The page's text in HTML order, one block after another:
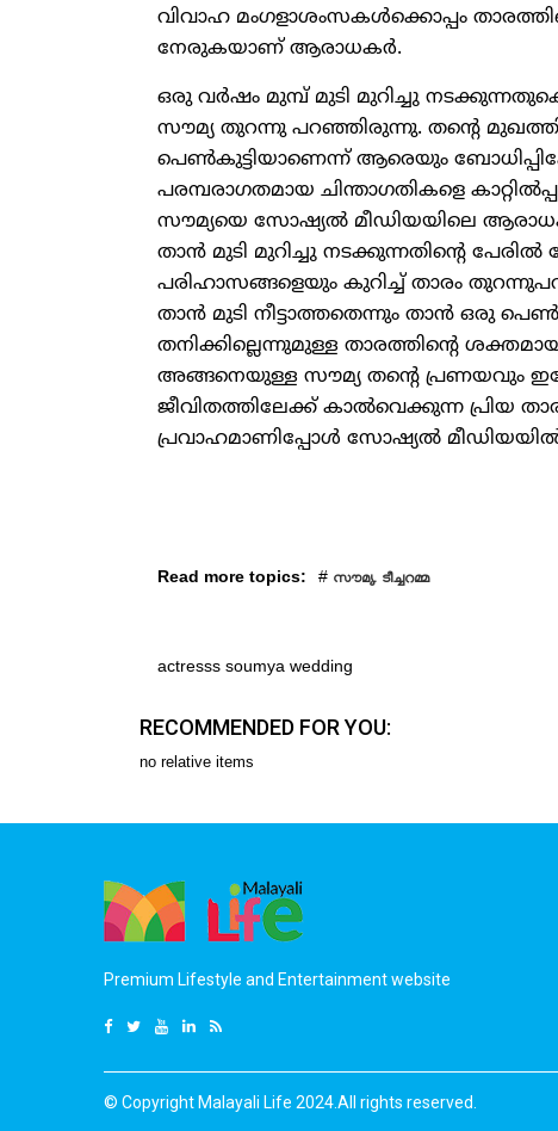
വിവാഹ മംഗളാശംസകള്‍ക്കൊപ്പം
നേരുകയാണ് ആരാധകര്‍.
ഒരു വര്‍ഷം മുമ്പ് മുടി മുറിച്ചു
സൗമ്യ തുറന്നു പറഞ്ഞിരുന്നു. തന്റെ
പെണ്‍കുട്ടിയാണെന്ന് ആരെയും
പരമ്പരാഗതമായ ചിന്താഗതികളെ
സൗമ്യയെ സോഷ്യല്‍ മീഡിയയിലെ
താന്‍ മുടി മുറിച്ചു നടക്കുന്നതിന്റെ
പരിഹാസങ്ങളെയും കുറിച്ച് താരം
താന്‍ മുടി നീട്ടാത്തതെന്നും താന്‍ ഒരു
തനിക്കില്ലെന്നുമുള്ള താരത്തിന്റെ
അങ്ങനെയുള്ള സൗമ്യ തന്റെ പ്രണയവും
ജീവിതത്തിലേക്ക് കാല്‍വെക്കുന്ന പ്രിയ
പ്രവാഹമാണിപ്പോള്‍ സോഷ്യല്‍
Read more topics: # സൗമ്യ. ടീച്ചറമ്മ
actresss soumya wedding
RECOMMENDED FOR YOU:
no relative items
Premium Lifestyle and Entertainment website
© Copyright Malayali Life 2024.All rights reserved.